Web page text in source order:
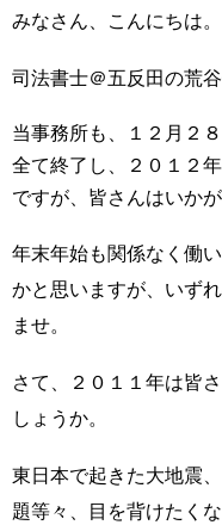
みなさん、こんにちは。
司法書士＠五反田の荒谷
当事務所も、１２月２
全て終了し、２０１２
ですが、 皆さんはいか
年末年始も関係なく働
かと思いますが、いず
ませ。
さて、２０１１年は皆
しょうか。
東日本で起きた大地震
題等々、目を背けたく